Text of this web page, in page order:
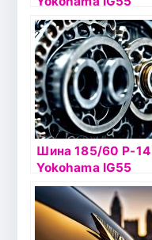
98Т б/к шип
Шина 185/60 Р-14
Yokohama IG55
82T б/к шип